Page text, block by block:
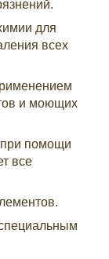
для
всех
и моющих
при помощи
все